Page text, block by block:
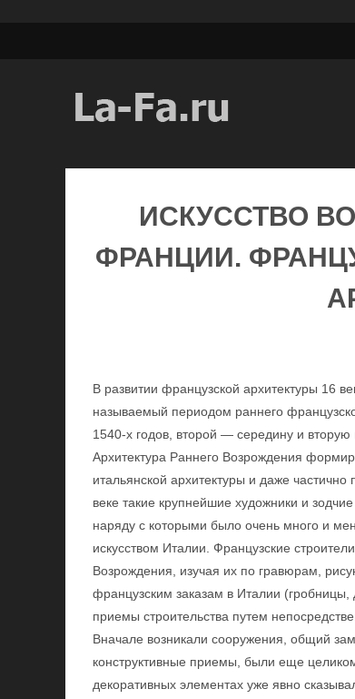
ИСКУССТВО
ФРАНЦИИ.
В развитии французской архитектуры 16
называемый периодом раннего
1540-х годов, второй — середину и вторую
Архитектура Раннего Возрождения
итальянской архитектуры и даже
веке такие крупнейшие художники и
наряду с которыми было очень много и
искусством Италии. Французские
Возрождения, изучая их по гравюрам,
французским заказам в Италии
приемы строительства путем
Вначале возникали сооружения, общий
конструктивные приемы, были еще
декоративных элементах уже явно